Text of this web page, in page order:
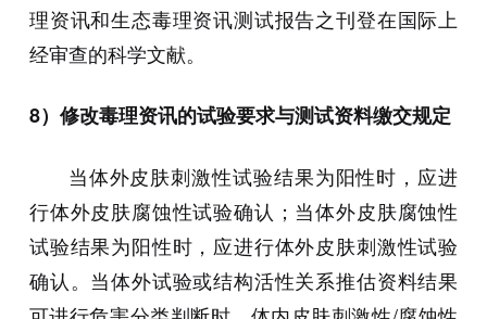
理资讯和生态毒理资讯测试报告之刊登在国际上
经审查的科学文献。
8）修改毒理资讯的试验要求与测试资料缴交规定
当体外皮肤刺激性试验结果为阳性时，应进
行体外皮肤腐蚀性试验确认；当体外皮肤腐蚀性
试验结果为阳性时，应进行体外皮肤刺激性试验
确认。当体外试验或结构活性关系推估资料结果